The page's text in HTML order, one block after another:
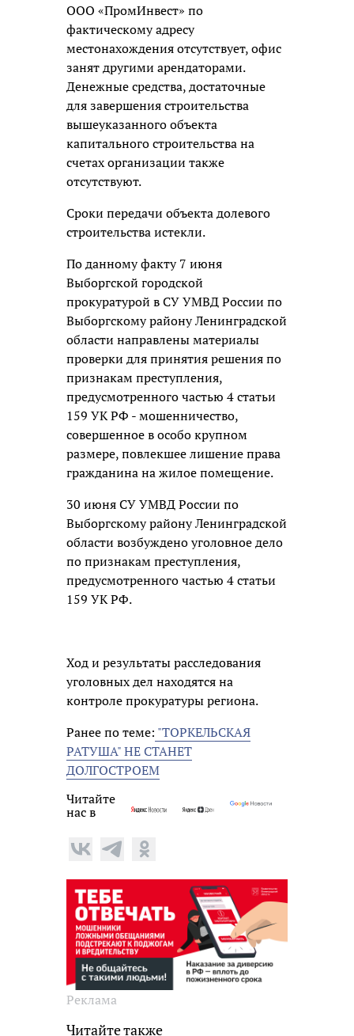
ООО «ПромИнвест» по
фактическому адресу
местонахождения отсутствует, офис
занят другими арендаторами.
Денежные средства, достаточные
для завершения строительства
вышеуказанного объекта
капитального строительства на
счетах организации также
отсутствуют.
Сроки передачи объекта долевого
строительства истекли.
По данному факту 7 июня
Выборгской городской
прокуратурой в СУ УМВД России по
Выборгскому району Ленинградской
области направлены материалы
проверки для принятия решения по
признакам преступления,
предусмотренного частью 4 статьи
159 УК РФ - мошенничество,
совершенное в особо крупном
размере, повлекшее лишение права
гражданина на жилое помещение.
30 июня СУ УМВД России по
Выборгскому району Ленинградской
области возбуждено уголовное дело
по признакам преступления,
предусмотренного частью 4 статьи
159 УК РФ.
Ход и результаты расследования
уголовных дел находятся на
контроле прокуратуры региона.
Ранее по теме: "ТОРКЕЛЬСКАЯ
РАТУША" НЕ СТАНЕТ
ДОЛГОСТРОЕМ
Читайте
нас в
Реклама
Читайте также